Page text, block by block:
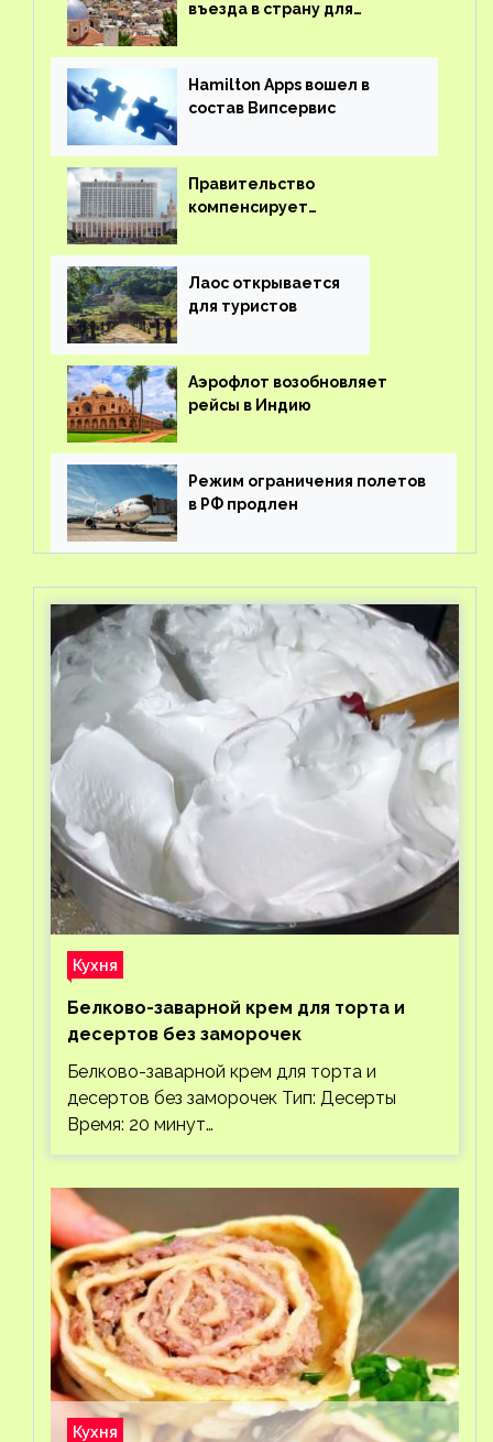
въезда в страну для
Hamilton Apps вошел в
состав Випсервис
Правительство
компенсирует
вывоз россиян из-за рубежа
Лаос открывается
для туристов
Аэрофлот возобновляет
рейсы в Индию
Режим ограничения полетов
в РФ продлен
Кухня
Белково-заварной крем для торта и
десертов без заморочек
Белково-заварной крем для торта и
десертов без заморочек Тип: Десерты
Время: 20 минут…
Кухня